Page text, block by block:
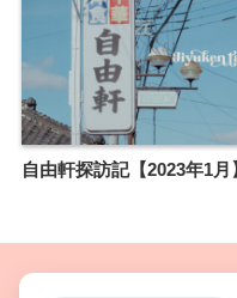
自由軒探訪記【2023年1月